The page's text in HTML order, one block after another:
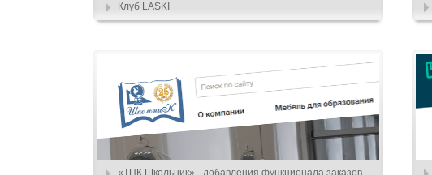
Клуб LASKI
«ТПК Школьник» - добавления функционала заказов